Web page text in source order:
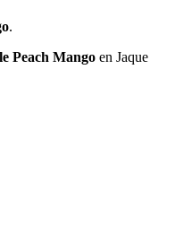
.
Peach Mango en Jaque